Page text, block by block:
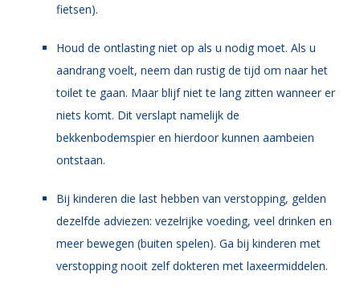
fietsen).
Houd de ontlasting niet op als u nodig moet. Als u
aandrang voelt, neem dan rustig de tijd om naar het
toilet te gaan. Maar blijf niet te lang zitten wanneer er
niets komt. Dit verslapt namelijk de
bekkenbodemspier en hierdoor kunnen aambeien
ontstaan.
Bij kinderen die last hebben van verstopping, gelden
dezelfde adviezen: vezelrijke voeding, veel drinken en
meer bewegen (buiten spelen). Ga bij kinderen met
verstopping nooit zelf dokteren met laxeermiddelen.